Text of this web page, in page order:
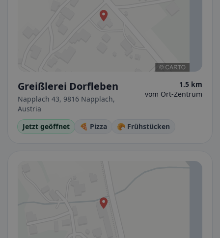
Greißlerei Dorfleben
Napplach 43, 9816 Napplach,
Austria
1.5 km
vom Ort-Zentrum
Jetzt geöffnet 🍕 Pizza 🥐 Frühstücken